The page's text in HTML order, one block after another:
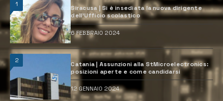
1
Siracusa | Si è insediata la nuova dirigente
dell’Ufficio scolastico
6 FEBBRAIO 2024
2
Catania | Assunzioni alla StMicroelectronics:
posizioni aperte e come candidarsi
12 GENNAIO 2024